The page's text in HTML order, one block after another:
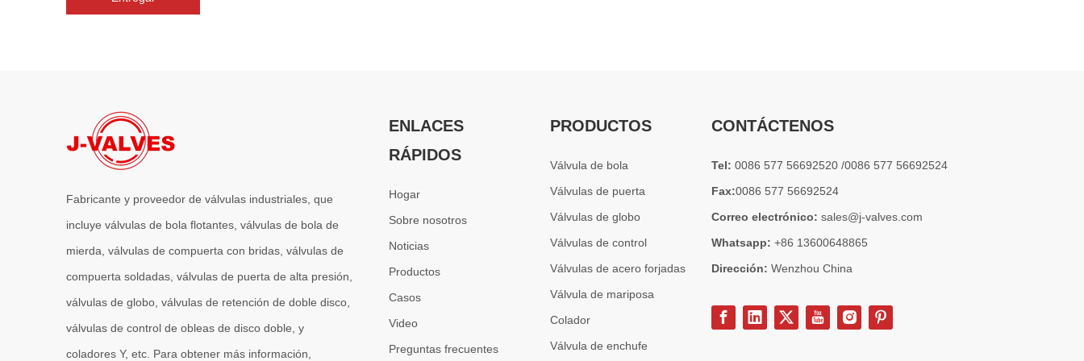
Las válvulas de compuerta son una de las válvulas de
Fabricante y proveedor de válvulas industriales, que
incluye válvulas de bola flotantes, válvulas de bola de
mierda, válvulas de compuerta con bridas, válvulas de
compuerta soldadas, válvulas de puerta de alta presión,
válvulas de globo, válvulas de retención de doble disco,
válvulas de control de obleas de disco doble, y
coladores Y, etc. Para obtener más información,
ENLACES
RÁPIDOS
Hogar
Sobre nosotros
Noticias
Productos
Casos
Video
Preguntas frecuentes
PRODUCTOS
Válvula de bola
Válvulas de puerta
Válvulas de globo
Válvulas de control
Válvulas de acero forjadas
Válvula de mariposa
Colador
Válvula de enchufe
CONTÁCTENOS
Tel: 0086 577 56692520 /0086 577 56692524
Fax:0086 577 56692524
Correo electrónico: sales@j-valves.com
Whatsapp: +86 13600648865
Dirección: Wenzhou China